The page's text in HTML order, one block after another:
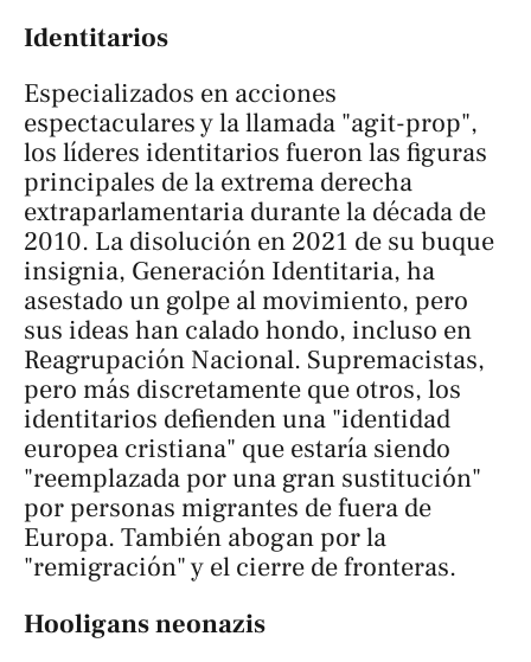
Identitarios
Especializados en acciones
espectaculares y la llamada "agit-prop",
los líderes identitarios fueron las figuras
principales de la extrema derecha
extraparlamentaria durante la década de
2010. La disolución en 2021 de su buque
insignia, Generación Identitaria, ha
asestado un golpe al movimiento, pero
sus ideas han calado hondo, incluso en
Reagrupación Nacional. Supremacistas,
pero más discretamente que otros, los
identitarios defienden una "identidad
europea cristiana" que estaría siendo
"reemplazada por una gran sustitución"
por personas migrantes de fuera de
Europa. También abogan por la
"remigración" y el cierre de fronteras.
Hooligans neonazis